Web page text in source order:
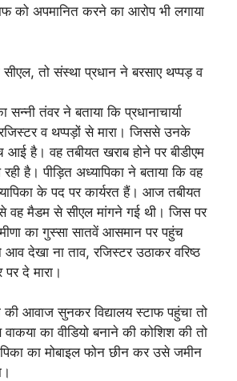
को अपमानित करने का आरोप भी लगाया
सन्नी तंवर ने बताया कि प्रधानाचार्या
व थप्पड़ों से मारा। जिससे उनके
आई है। वह तबीयत खराब होने पर बीडीएम
है। पीड़ित अध्यापिका ने बताया कि वह
के पद पर कार्यरत हैं। आज तबीयत
वह मैडम से सीएल मांगने गई थी। जिस पर
मीणा का गुस्सा सातवें आसमान पर पहुंच
आव देखा ना ताव, रजिस्टर उठाकर वरिष्ठ
पर दे मारा।
की आवाज सुनकर विद्यालय स्टाफ पहुंचा तो
का वीडियो बनाने की कोशिश की तो
का मोबाइल फोन छीन कर उसे जमीन